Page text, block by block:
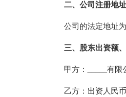
二、公司注册地址
公司的法定地址为
三、股东出资额
甲方：_____有限
乙方：出资人民